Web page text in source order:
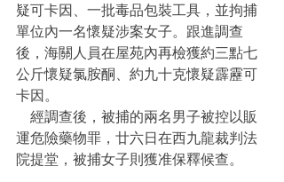
疑可卡因、一批毒品包裝工具，並拘捕
單位內一名懷疑涉案女子。跟進調查
後，海關人員在屋苑內再檢獲約三點七
公斤懷疑氯胺酮、約九十克懷疑霹靂可
卡因。
運危險藥物罪，廿六日在西九龍裁判法
院提堂，被捕女子則獲准保釋候查。